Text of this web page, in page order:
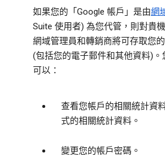
如果您的「Google 帳戶」是由網
Suite 使用者) 為您代管，則對貴
網域管理員和轉銷商將可存取您
(包括您的電子郵件和其他資料)
可以：
查看您帳戶的相關統計資
式的相關統計資料。
變更您的帳戶密碼。